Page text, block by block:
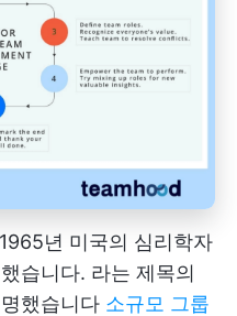
년 미국의 심리학자
습니다. 라는 제목의
했습니다 소규모 그룹